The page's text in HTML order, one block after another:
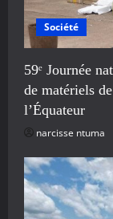
Société
59ᵉ Journée
de matériels
l’Équateur
narcisse ntuma